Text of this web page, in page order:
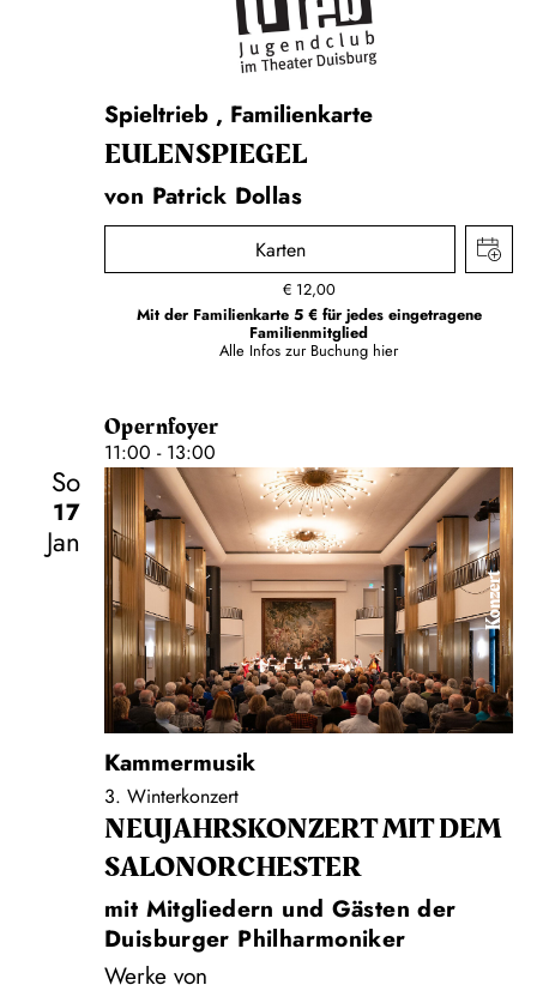
Spieltrieb , Familienkarte
EULENSPIEGEL
von Patrick Dollas
Karten
€ 12,00
Mit der Familienkarte 5 € für jedes eingetragene
Familienmitglied
Alle Infos zur Buchung hier
Opernfoyer
11:00 - 13:00
So
17
Jan
Konzert
Kammermusik
3. Winterkonzert
NEUJAHRS­KONZERT MIT DEM
SALON­ORCHESTER
mit Mitgliedern und Gästen der
Duisburger Philharmoniker
Werke von